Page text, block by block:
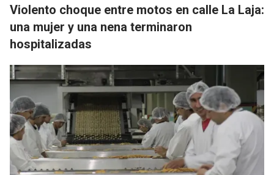
Violento choque entre motos en calle La Laja:
una mujer y una nena terminaron
hospitalizadas